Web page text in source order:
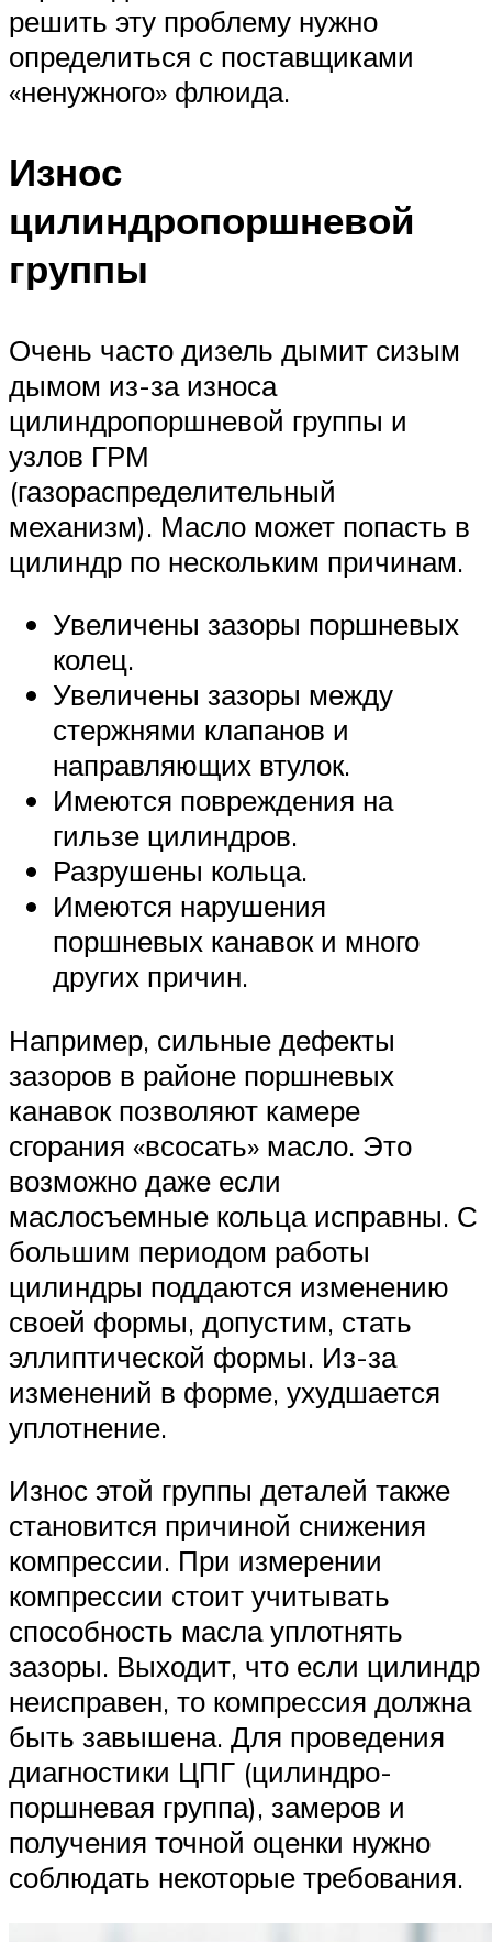
решить эту проблему нужно
определиться с поставщиками
«ненужного» флюида.
Износ
цилиндропоршневой
группы
Очень часто дизель дымит сизым
дымом из-за износа
цилиндропоршневой группы и
узлов ГРМ
(газораспределительный
механизм). Масло может попасть в
цилиндр по нескольким причинам.
Увеличены зазоры поршневых
колец.
Увеличены зазоры между
стержнями клапанов и
направляющих втулок.
Имеются повреждения на
гильзе цилиндров.
Разрушены кольца.
Имеются нарушения
поршневых канавок и много
других причин.
Например, сильные дефекты
зазоров в районе поршневых
канавок позволяют камере
сгорания «всосать» масло. Это
возможно даже если
маслосъемные кольца исправны. С
большим периодом работы
цилиндры поддаются изменению
своей формы, допустим, стать
эллиптической формы. Из-за
изменений в форме, ухудшается
уплотнение.
Износ этой группы деталей также
становится причиной снижения
компрессии. При измерении
компрессии стоит учитывать
способность масла уплотнять
зазоры. Выходит, что если цилиндр
неисправен, то компрессия должна
быть завышена. Для проведения
диагностики ЦПГ (цилиндро-
поршневая группа), замеров и
получения точной оценки нужно
соблюдать некоторые требования.